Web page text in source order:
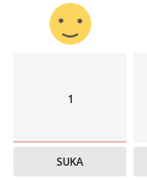
1
SUKA